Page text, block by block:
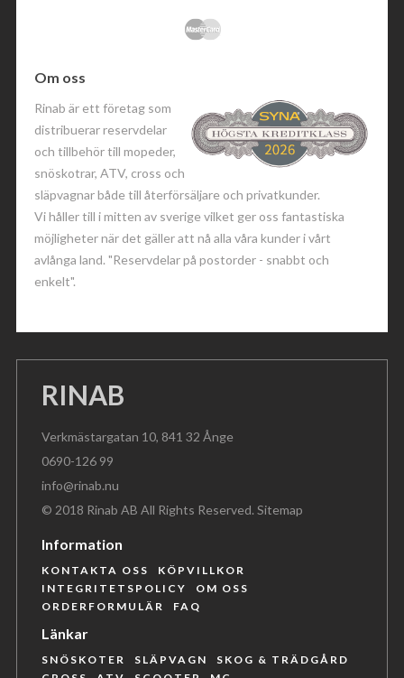
Om oss
Rinab är ett företag som
distribuerar reservdelar
och tillbehör till mopeder,
snöskotrar, ATV, cross och
släpvagnar både till återförsäljare och privatkunder.
Vi håller till i mitten av sverige vilket ger oss fantastiska
möjligheter när det gäller att nå alla våra kunder i vårt
avlånga land. "Reservdelar på postorder - snabbt och
enkelt".
RINAB
Verkmästargatan 10, 841 32 Ånge
0690-126 99
info@rinab.nu
© 2018 Rinab AB All Rights Reserved.Sitemap
Information
KONTAKTA OSS
KÖPVILLKOR
INTEGRITETSPOLICY
OM OSS
ORDERFORMULÄR
FAQ
Länkar
SNÖSKOTER SLÄPVAGN
SKOG & TRÄDGÅRD